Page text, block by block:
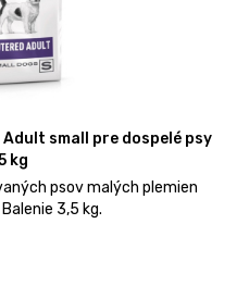
Adult small pre dospelé psy
kg
psov malých plemien
3,5 kg.